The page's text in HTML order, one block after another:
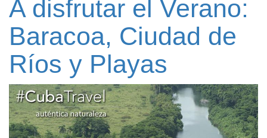
A disfrutar el Verano:
Baracoa, Ciudad de
Ríos y Playas